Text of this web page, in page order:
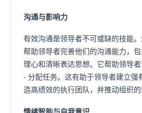
沟通与影响力
有效沟通是领导者不可或缺的技能。
帮助领导者完善他们的沟通能力，
理心和清晰表达思想。它帮助领导
- 分配任务。这有助于领导者建立强
造高绩效的执行团队，并推动组织的